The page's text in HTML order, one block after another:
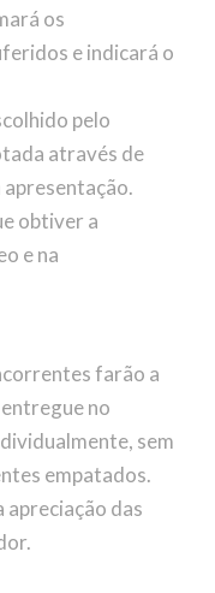
os
e indicará o
pelo
através de
apresentação.
obtiver a
e na
farão a
no
sem
empatados.
apreciação das